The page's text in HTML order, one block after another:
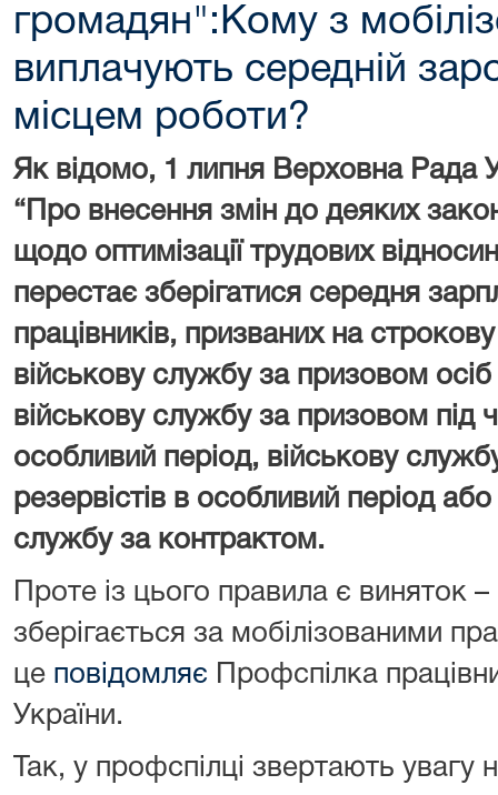
громадян":Кому з
виплачують середній
місцем роботи?
Як відомо, 1 липня Верховна Рада
“Про внесення змін до деяких
щодо оптимізації трудових
перестає зберігатися середня
працівників, призваних на
військову службу за призовом
військову службу за призовом під
особливий період, військову
резервістів в особливий період
службу за контрактом.
Проте із цього правила є виняток
зберігається за мобілізованими
це повідомляє Профспілка
України.
Так, у профспілці звертають